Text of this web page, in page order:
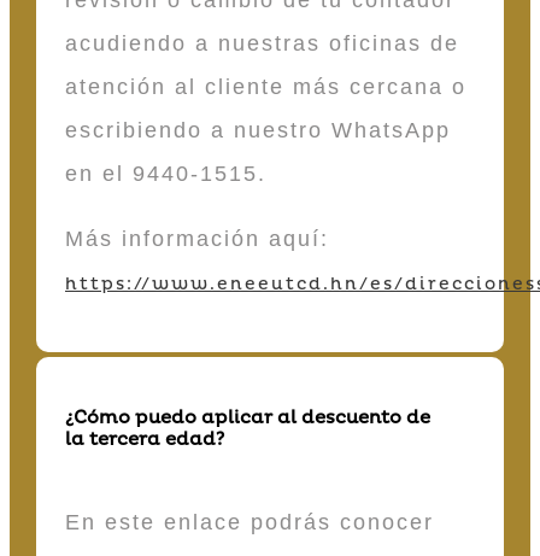
acudiendo a nuestras oficinas de
atención al cliente más cercana o
escribiendo a nuestro WhatsApp
en el 9440-1515.
Más información aquí:
https://www.eneeutcd.hn/es/
¿Cómo puedo aplicar al descuento de
la tercera edad?
En este enlace podrás conocer